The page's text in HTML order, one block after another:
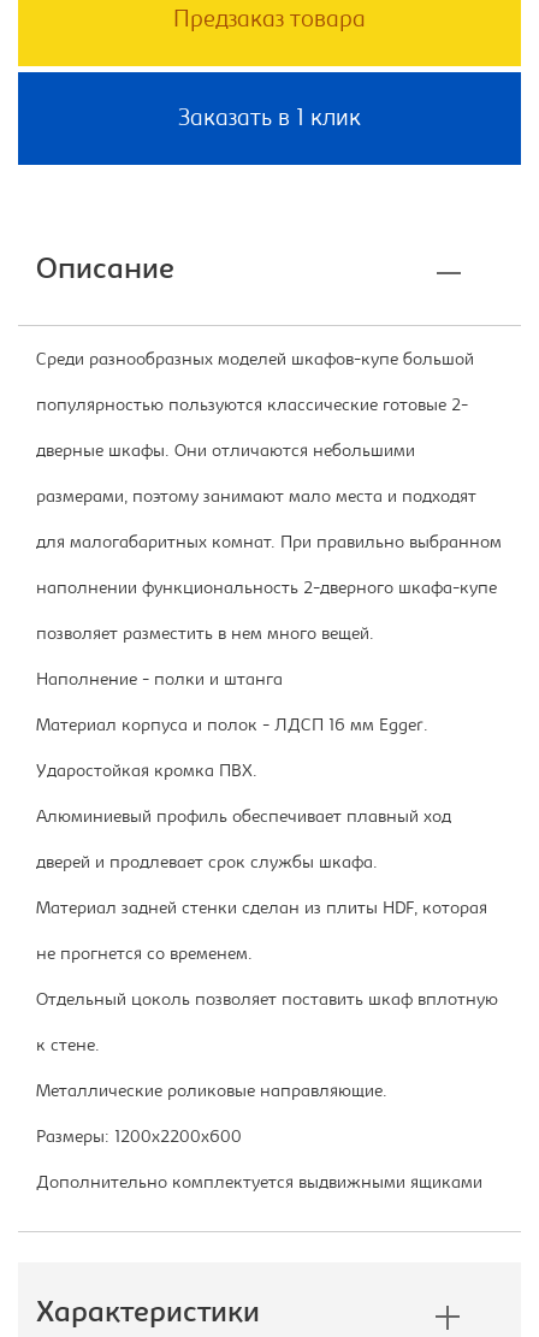
Предзаказ товара
Заказать в 1 клик
Описание
Среди разнообразных моделей шкафов-купе большой
популярностью пользуются классические готовые 2-
дверные шкафы. Они отличаются небольшими
размерами, поэтому занимают мало места и подходят
для малогабаритных комнат. При правильно выбранном
наполнении функциональность 2-дверного шкафа-купе
позволяет разместить в нем много вещей.
Наполнение - полки и штанга
Материал корпуса и полок - ЛДСП 16 мм Egger.
Ударостойкая кромка ПВХ.
Алюминиевый профиль обеспечивает плавный ход
дверей и продлевает срок службы шкафа.
Материал задней стенки сделан из плиты HDF, которая
не прогнется со временем.
Отдельный цоколь позволяет поставить шкаф вплотную
к стене.
Металлические роликовые направляющие.
Размеры: 1200х2200х600
Дополнительно комплектуется выдвижными ящиками
Характеристики